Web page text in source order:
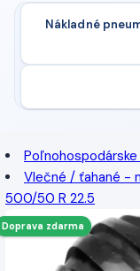
Nákladné
Vlečné / ťahané -
500/50 R 22.5
Doprava zdarma